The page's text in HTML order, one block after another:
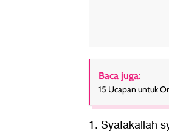
Baca juga:
15 Ucapan untuk
1. Syafakallah